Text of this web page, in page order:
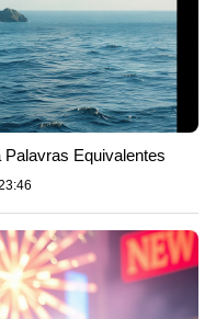
Palavras Equivalentes